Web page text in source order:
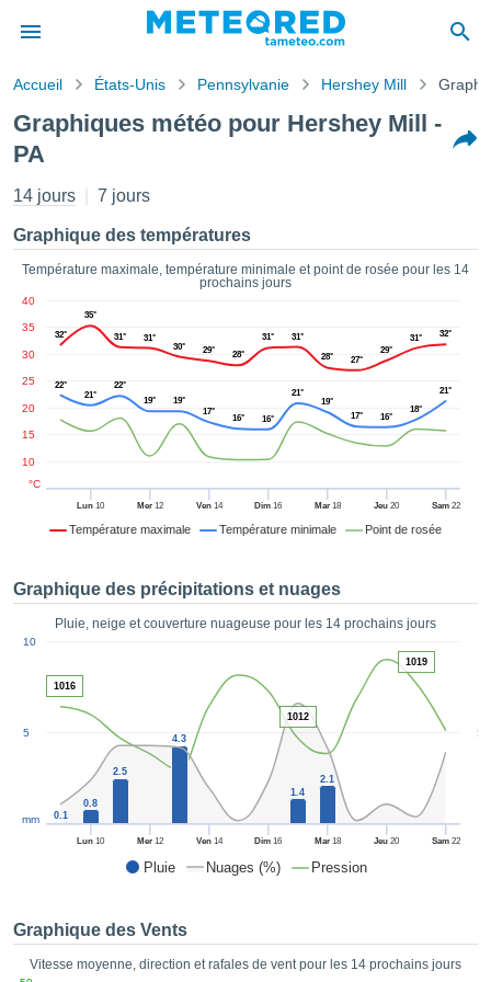
de
a
des
en
les
les
des
par le
de
sur
ACCEPTER
CONTINUER
PARAMÈTRES
Accueil États-Unis Pennsylvanie Hershey Mill
Graphiques météo pour Hershey Mill -
PA
14 jours 7 jours
Graphique des températures
Température maximale, température minimale et point de rosée pour les 14
prochains jours
Température maximale Température minimale Point de rosée
Lun 10 Mer12 Ven14 Dim 16 Mar18 Jeu 20 Sam22
10
15
20
25
30
35
40
°C
32°
35°
31°
31°
30°
29° 28°
31°
31°
28°
27°
29°
31° 32°
22°
21°
22°
19°
19°
17°
16° 16°
21°
19°
17°
16°
18°
21°
Graphique des précipitations et nuages
Pluie, neige et couverture nuageuse pour les 14 prochains jours
Pluie Nuages (%) Pression
50
Lun 10 Mer12 Ven14 Dim 16 Mar18 Jeu 20 Sam22
5
10
mm 0.1
0.8
2.5
4.3
1.4
2.1
1016
1012
1019
Graphique des Vents
Vitesse moyenne, direction et rafales de vent pour les 14 prochains jours